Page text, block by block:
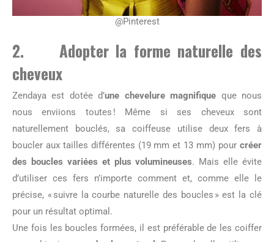
@Pinterest
2. Adopter la forme naturelle des
cheveux
Zendaya est dotée d’une chevelure magnifique que nous
nous enviions toutes ! Même si ses cheveux sont
naturellement bouclés, sa coiffeuse utilise deux fers à
boucler aux tailles différentes (19 mm et 13 mm) pour créer
des boucles variées et plus volumineuses. Mais elle évite
d’utiliser ces fers n’importe comment et, comme elle le
précise, « suivre la courbe naturelle des boucles » est la clé
pour un résultat optimal.
Une fois les boucles formées, il est préférable de les coiffer